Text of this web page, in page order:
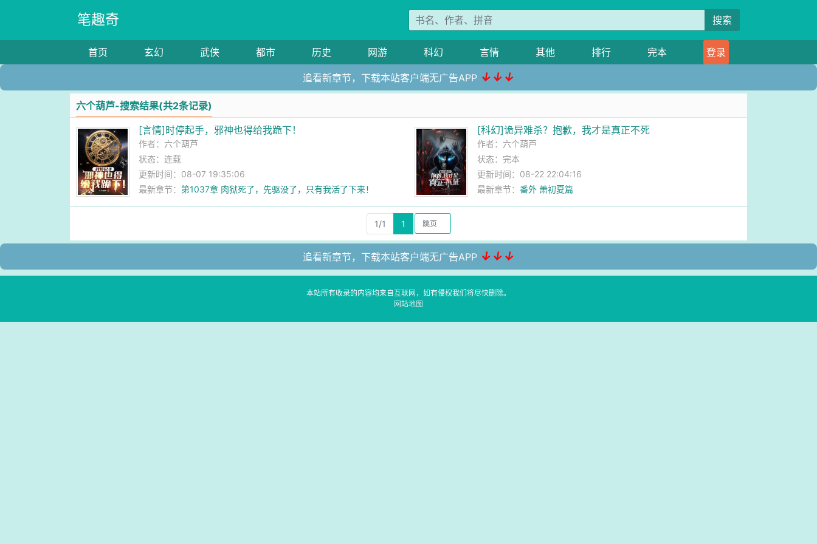
笔趣奇 搜索
首页 玄幻 武侠 都市 历史 网游 科幻 言情 其他 排行 完本 登录
追看新章节，下载本站客户端无广告APP ↓↓↓
六个葫芦-搜索结果(共2条记录)
[言情]时停起手，邪神也得给我跪下！
作者： 六个葫芦
状态：连载
更新时间：08-07 19:35:06
最新章节：第1037章 肉狱死了，先驱没了，只有我活了下来！
[科幻]诡异难杀？抱歉，我才是真正不死
作者： 六个葫芦
状态：完本
更新时间：08-22 22:04:16
最新章节： 番外 萧初夏篇
1/1 1
追看新章节，下载本站客户端无广告APP ↓↓↓
本站所有收录的内容均来自互联网，如有侵权我们将尽快删除。
网站地图